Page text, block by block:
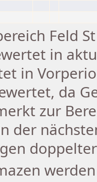
Feld
in
in
da
zur
der